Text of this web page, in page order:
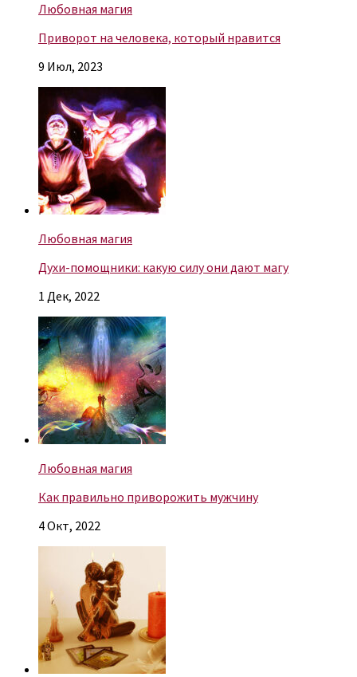
Любовная магия
Приворот на человека, который нравится
9 Июл, 2023
Любовная магия
Духи-помощники: какую силу они дают магу
1 Дек, 2022
Любовная магия
Как правильно приворожить мужчину
4 Окт, 2022